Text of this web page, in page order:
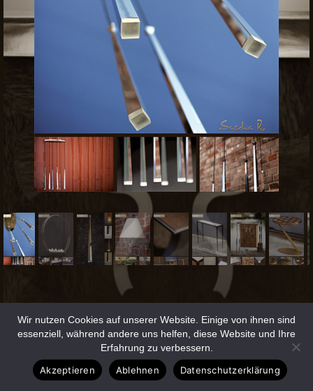
Wir nutzen Cookies auf unserer Website. Einige von ihnen sind
essenziell, während andere uns helfen, diese Website und Ihre
Erfahrung zu verbessern.
Akzeptieren Ablehnen Datenschutzerklärung